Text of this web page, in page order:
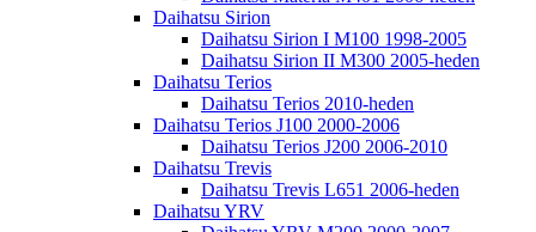
Daihatsu Sirion
Daihatsu Sirion I M100 1998-2005
Daihatsu Sirion II M300 2005-heden
Daihatsu Terios
Daihatsu Terios 2010-heden
Daihatsu Terios J100 2000-2006
Daihatsu Terios J200 2006-2010
Daihatsu Trevis
Daihatsu Trevis L651 2006-heden
Daihatsu YRV